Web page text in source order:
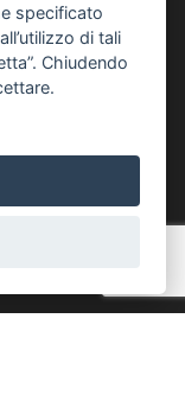
specificato
di tali
Chiudendo